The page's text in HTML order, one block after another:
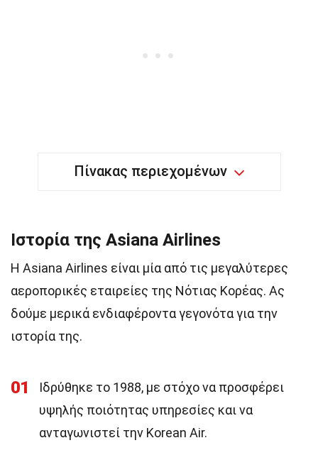
Πίνακας περιεχομένων
Ιστορία της Asiana Airlines
Η Asiana Airlines είναι μία από τις μεγαλύτερες
αεροπορικές εταιρείες της Νότιας Κορέας. Ας
δούμε μερικά ενδιαφέροντα γεγονότα για την
ιστορία της.
01
Ιδρύθηκε το 1988, με στόχο να προσφέρει
υψηλής ποιότητας υπηρεσίες και να
ανταγωνιστεί την Korean Air.